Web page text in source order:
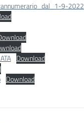
9-2022
Download
Download